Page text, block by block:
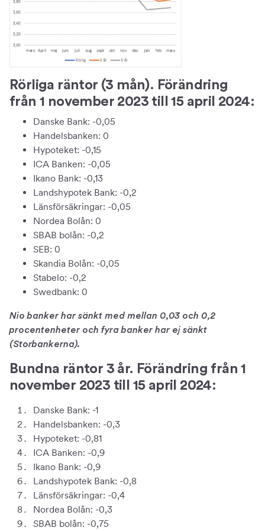
Rörliga räntor (3 mån). Förändring
från 1 november 2023 till 15 april 2024:
Danske Bank: -0,05
Handelsbanken: 0
Hypoteket: -0,15
ICA Banken: -0,05
Ikano Bank: -0,13
Landshypotek Bank: -0,2
Länsförsäkringar: -0,05
Nordea Bolån: 0
SBAB bolån: -0,2
SEB: 0
Skandia Bolån: -0,05
Stabelo: -0,2
Swedbank: 0
Nio banker har sänkt med mellan 0,03 och 0,2
procentenheter och fyra banker har ej sänkt
(Storbankerna).
Bundna räntor 3 år. Förändring från 1
november 2023 till 15 april 2024:
Danske Bank: -1
Handelsbanken: -0,3
Hypoteket: -0,81
ICA Banken: -0,9
Ikano Bank: -0,9
Landshypotek Bank: -0,8
Länsförsäkringar: -0,4
Nordea Bolån: -0,3
SBAB bolån: -0,75